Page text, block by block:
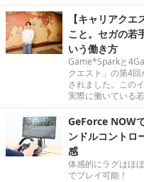
【キャリアク
こと。セガの若
いう働き方
Game*Sparkと
クエスト」の第4
されました。この
実際に働いている
GeForce NOW
ンドルコントロ
感
体感的にラグはほ
でプレイ可能！